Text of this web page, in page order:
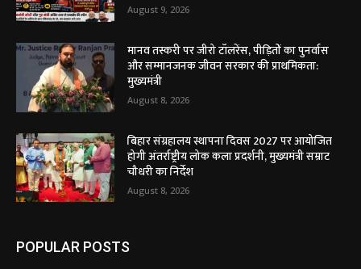
August 9, 2026
मानव तस्करी पर जीरो टॉलरेंस, पीड़ितों का पुनर्वास
और सम्मानजनक जीवन सरकार की प्राथमिकता:
मुख्यमंत्री
August 8, 2026
बिहार संग्रहालय स्थापना दिवस 2027 पर आयोजित
होगी अंतर्राष्ट्रीय लोक कला प्रदर्शनी, मुख्यमंत्री सम्राट
चौधरी का निर्देश
August 8, 2026
POPULAR POSTS